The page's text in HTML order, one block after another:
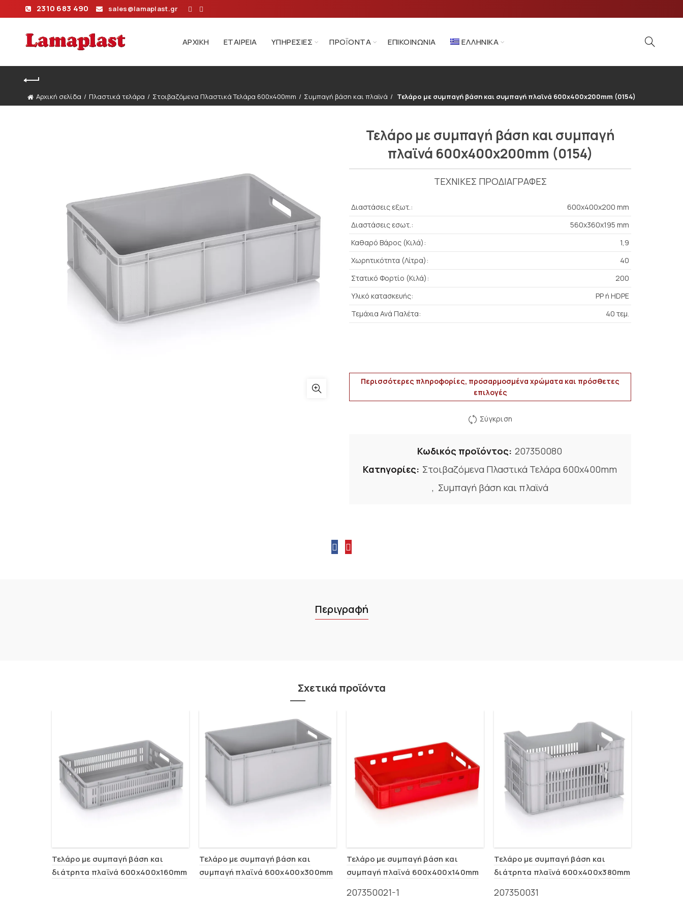
2310 683 490 sales@lamaplast.gr
ΑΡΧΙΚΉ ΕΤΑΙΡΕΊΑ ΥΠΗΡΕΣΊΕΣ ΠΡΟΪΌΝΤΑ ΕΠΙΚΟΙΝΩΝΊΑ ΕΛΛΗΝΙΚΆ
Αρχική σελίδα Πλαστικά τελάρα Στοιβαζόμενα Πλαστικά Τελάρα 600x400mm Συμπαγή βάση και πλαϊνά Τελάρο με συμπαγή βάση και συμπαγή πλαϊνά 600x400x200mm (0154)
Τελάρο με συμπαγή βάση και συμπαγή
πλαϊνά 600x400x200mm (0154)
ΤΕΧΝΙΚΕΣ ΠΡΟΔΙΑΓΡΑΦΕΣ
Διαστάσεις εξωτ.:
600x400x200 mm
Διαστάσεις εσωτ.:
560x360x195 mm
Καθαρό Βάρος (Κιλά):
1,9
Χωρητικότητα (Λίτρα):
40
Στατικό Φορτίο (Κιλά):
200
Υλικό κατασκευής:
PP ή HDPE
Τεμάχια Ανά Παλέτα:
40 τεμ.
Περισσότερες πληροφορίες, προσαρμοσμένα χρώματα και πρόσθετες
επιλογές
Σύγκριση
Κωδικός προϊόντος: 207350080
Κατηγορίες: Στοιβαζόμενα Πλαστικά Τελάρα 600x400mm
, Συμπαγή βάση και πλαϊνά
Περιγραφή
Σχετικά προϊόντα
Τελάρο με συμπαγή βάση και
διάτρητα πλαϊνά 600x400x160mm
Τελάρο με συμπαγή βάση και
συμπαγή πλαϊνά 600x400x300mm
Τελάρο με συμπαγή βάση και
συμπαγή πλαϊνά 600x400x140mm
207350021-1
Τελάρο με συμπαγή βάση και
διάτρητα πλαϊνά 600x400x380mm
207350031